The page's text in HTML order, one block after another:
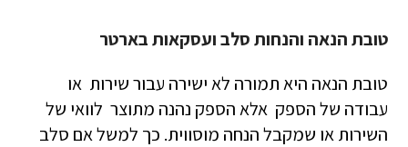
טובת הנאה והנחות סלב ועסקאות בארטר
טובת הנאה היא תמורה לא ישירה עבור שירות או
עבודה של הספק אלא הספק נהנה מתוצר לוואי של
השירות או שמקבל הנחה מוסווית. כך למשל אם סלב